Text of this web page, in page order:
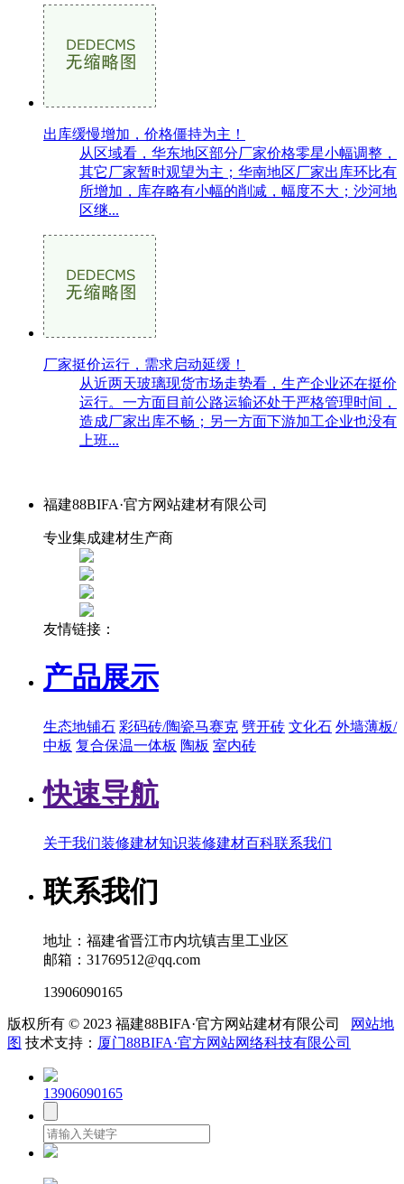
出库缓慢增加，价格僵持为主！
从区域看，华东地区部分厂家价格零星小幅调整，
其它厂家暂时观望为主；华南地区厂家出库环比有
所增加，库存略有小幅的削减，幅度不大；沙河地
区继...
厂家挺价运行，需求启动延缓！
从近两天玻璃现货市场走势看，生产企业还在挺价
运行。一方面目前公路运输还处于严格管理时间，
造成厂家出库不畅；另一方面下游加工企业也没有
上班...
福建88BIFA·官方网站建材有限公司
专业集成建材生产商
友情链接：
产品展示
生态地铺石 彩码砖/陶瓷马赛克 劈开砖 文化石 外墙薄板/
中板 复合保温一体板 陶板 室内砖
快速导航
关于我们装修建材知识装修建材百科联系我们
联系我们
地址：福建省晋江市内坑镇吉里工业区
邮箱：31769512@qq.com
13906090165
版权所有 © 2023 福建88BIFA·官方网站建材有限公司
网站地
图 技术支持： 厦门88BIFA·官方网站网络科技有限公司
13906090165